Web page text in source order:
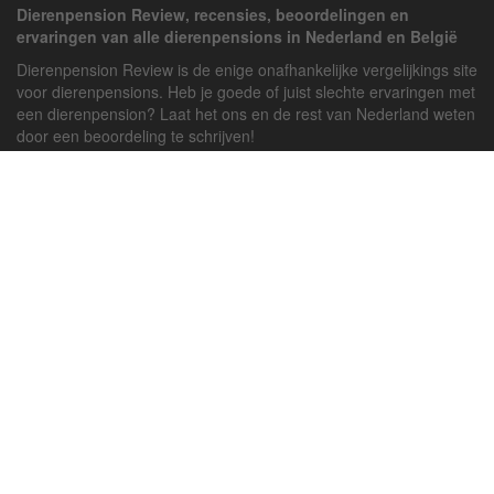
Dierenpension Review, recensies, beoordelingen en
ervaringen van alle dierenpensions in Nederland en België
Dierenpension Review is de enige onafhankelijke vergelijkings site
voor dierenpensions. Heb je goede of juist slechte ervaringen met
een dierenpension? Laat het ons en de rest van Nederland weten
door een beoordeling te schrijven!